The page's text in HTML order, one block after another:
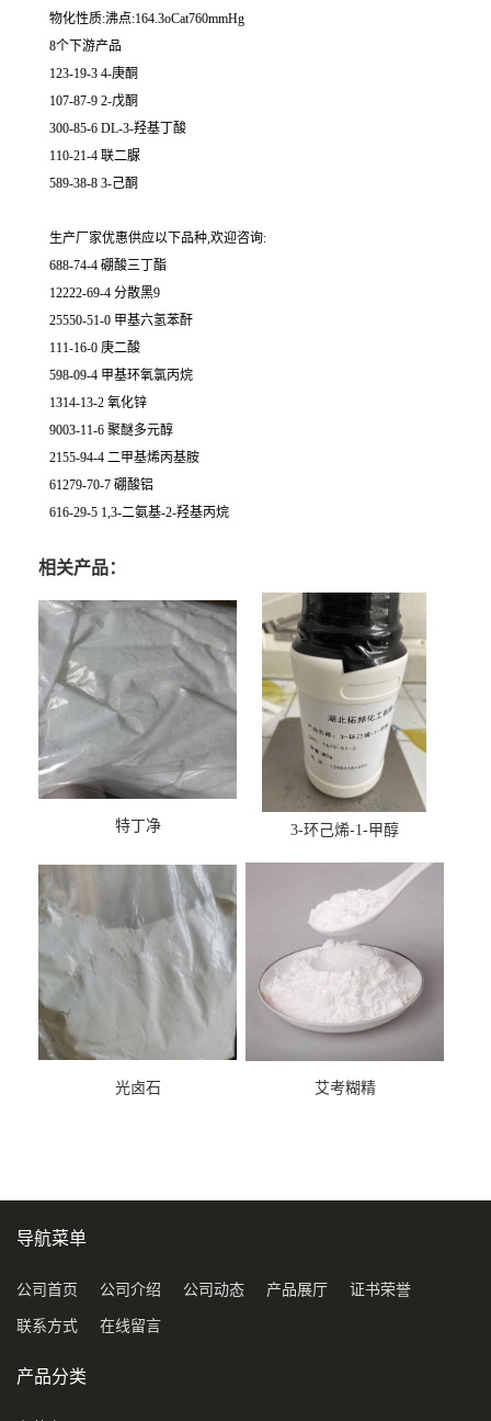
物化性质:沸点:164.3oCat760mmHg
8个下游产品
123-19-3 4-庚酮
107-87-9 2-戊酮
300-85-6 DL-3-羟基丁酸
110-21-4 联二脲
589-38-8 3-己酮
生产厂家优惠供应以下品种,欢迎咨询:
688-74-4 硼酸三丁酯
12222-69-4 分散黑9
25550-51-0 甲基六氢苯酐
111-16-0 庚二酸
598-09-4 甲基环氧氯丙烷
1314-13-2 氧化锌
9003-11-6 聚醚多元醇
2155-94-4 二甲基烯丙基胺
61279-70-7 硼酸铝
616-29-5 1,3-二氨基-2-羟基丙烷
相关产品：
特丁净 3-环己烯-1-甲醇
光卤石 艾考糊精
导航菜单
公司首页 公司介绍 公司动态 产品展厅 证书荣誉
联系方式 在线留言
产品分类